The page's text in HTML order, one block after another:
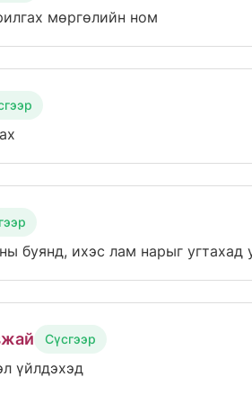
мөргөлийн ном
буянд, ихэс лам нарыг угтахад
Сүсгээр
үйлдэхэд